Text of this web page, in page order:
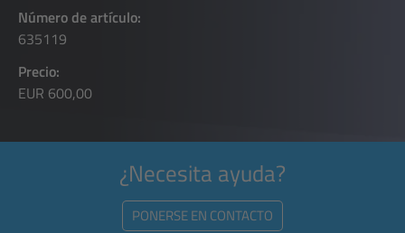
Número de artículo:
635119
Precio:
EUR 600,00
¿Necesita ayuda?
PONERSE EN CONTACTO